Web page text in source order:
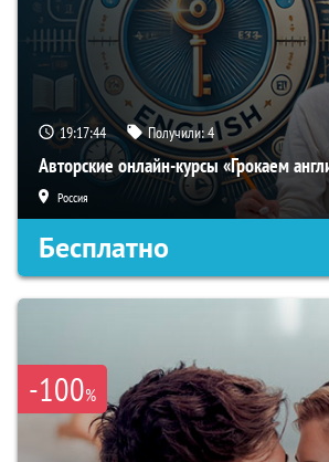
19:17:43 Получили:4
Авторские онлайн-курсы «Грокаем
Россия
Бесплатно
-100%